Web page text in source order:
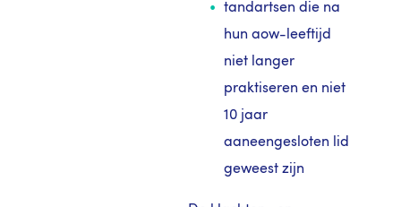
tandartsen die na
hun aow-leeftijd
niet langer
praktiseren en niet
10 jaar
aaneengesloten lid
geweest zijn